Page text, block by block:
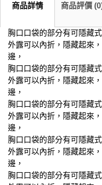
商品詳情 商品評價 (0
胸口口袋的部分有可隱藏
外露可以內折，隱藏起來
邊，
胸口口袋的部分有可隱藏
外露可以內折，隱藏起來
邊，
胸口口袋的部分有可隱藏
外露可以內折，隱藏起來
邊，
胸口口袋的部分有可隱藏
外露可以內折，隱藏起來
邊，
胸口口袋的部分有可隱藏